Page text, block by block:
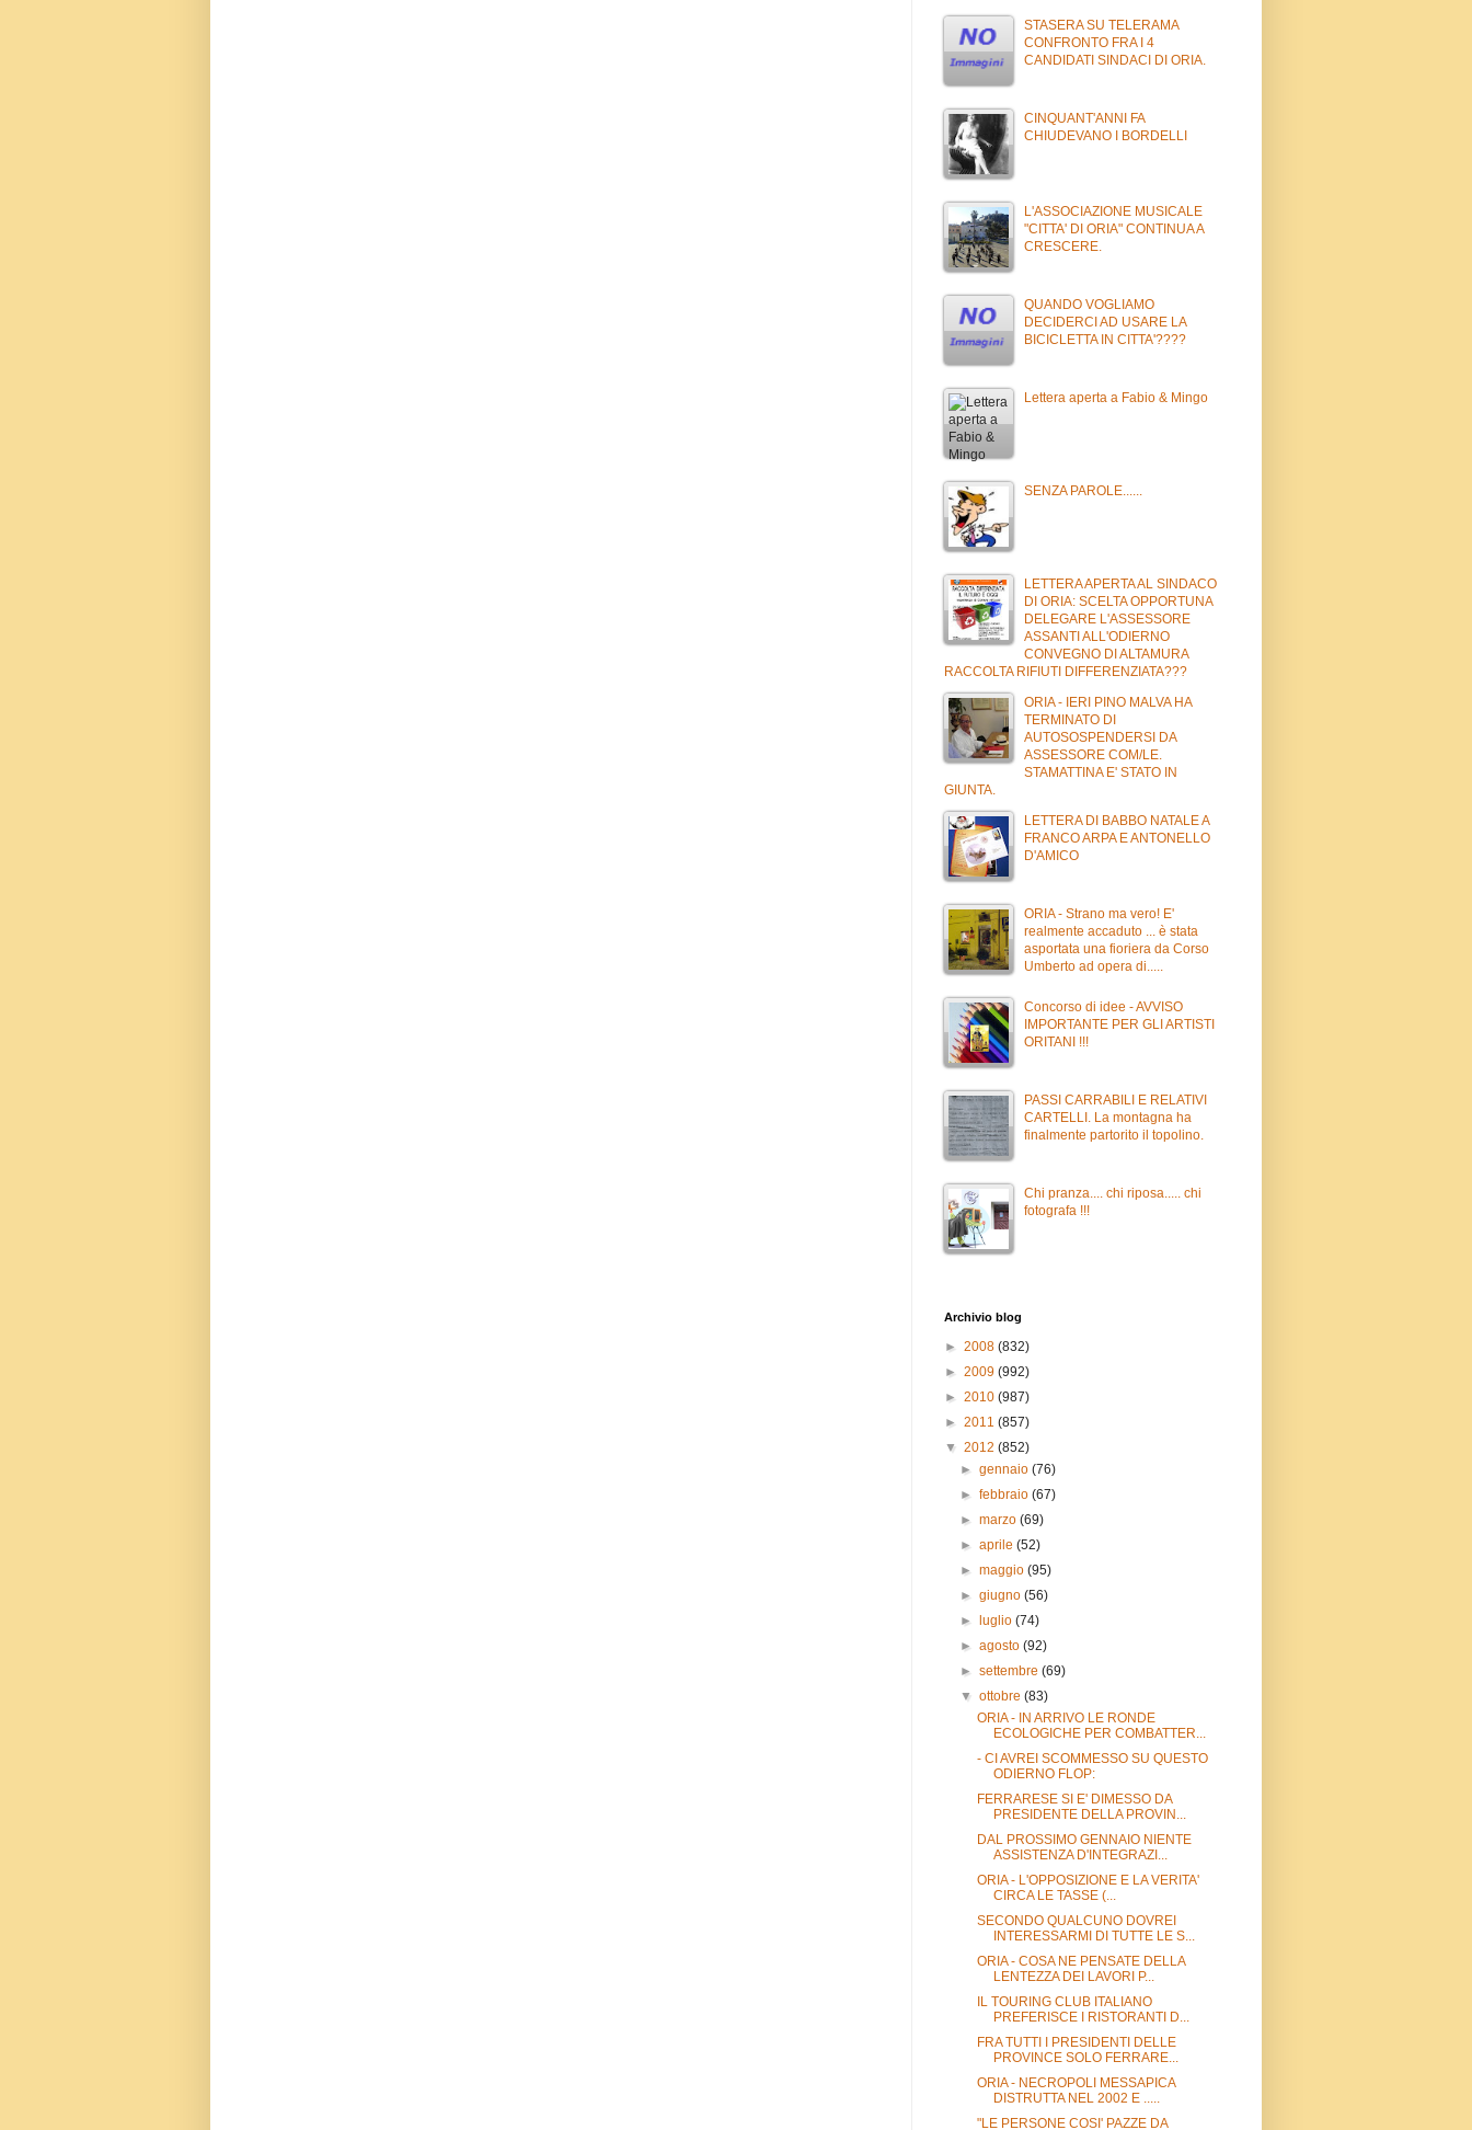
STASERA SU TELERAMA
CONFRONTO FRA I 4
CANDIDATI SINDACI DI ORIA.
CINQUANT'ANNI FA
CHIUDEVANO I BORDELLI
L'ASSOCIAZIONE MUSICALE
"CITTA' DI ORIA" CONTINUA A
CRESCERE.
QUANDO VOGLIAMO
DECIDERCI AD USARE LA
BICICLETTA IN CITTA'????
Lettera aperta a Fabio & Mingo
SENZA PAROLE......
LETTERA APERTA AL SINDACO
DI ORIA: SCELTA OPPORTUNA
DELEGARE L'ASSESSORE
ASSANTI ALL'ODIERNO
CONVEGNO DI ALTAMURA
RACCOLTA RIFIUTI DIFFERENZIATA???
ORIA - IERI PINO MALVA HA
TERMINATO DI
AUTOSOSPENDERSI DA
ASSESSORE COM/LE.
STAMATTINA E' STATO IN
GIUNTA.
LETTERA DI BABBO NATALE A
FRANCO ARPA E ANTONELLO
D'AMICO
ORIA - Strano ma vero! E'
realmente accaduto ... è stata
asportata una fioriera da Corso
Umberto ad opera di.....
Concorso di idee - AVVISO
IMPORTANTE PER GLI ARTISTI
ORITANI !!!
PASSI CARRABILI E RELATIVI
CARTELLI. La montagna ha
finalmente partorito il topolino.
Chi pranza.... chi riposa..... chi
fotografa !!!
Archivio blog
► 2008 (832)
► 2009 (992)
► 2010 (987)
► 2011 (857)
▼ 2012 (852)
►gennaio(76)
►febbraio(67)
►marzo(69)
►aprile(52)
►maggio(95)
►giugno(56)
►luglio(74)
►agosto(92)
►settembre(69)
▼ottobre(83)
ORIA - IN ARRIVO LE RONDE
ECOLOGICHE PER COMBATTER...
- CI AVREI SCOMMESSO SU QUESTO
ODIERNO FLOP:
FERRARESE SI E' DIMESSO DA
PRESIDENTE DELLA PROVIN...
DAL PROSSIMO GENNAIO NIENTE
ASSISTENZA D'INTEGRAZI...
ORIA - L'OPPOSIZIONE E LA VERITA'
CIRCA LE TASSE (...
SECONDO QUALCUNO DOVREI
INTERESSARMI DI TUTTE LE S...
ORIA - COSA NE PENSATE DELLA
LENTEZZA DEI LAVORI P...
IL TOURING CLUB ITALIANO
PREFERISCE I RISTORANTI D...
FRA TUTTI I PRESIDENTI DELLE
PROVINCE SOLO FERRARE...
ORIA - NECROPOLI MESSAPICA
DISTRUTTA NEL 2002 E .....
"LE PERSONE COSI' PAZZE DA